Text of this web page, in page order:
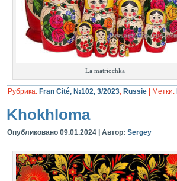
La matriochka
Рубрика: Fran Cité, №102, 3/2023, Russie Метки:
Khokhloma
Опубликовано 09.01.2024 Автор: Sergey